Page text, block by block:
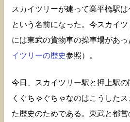
スカイツリーが建って業平橋駅
という名前になった。今スカイ
には東武の貨物車の操車場があっ
イツリーの歴史参照）。
今日、スカイツリー駅と押上駅
くぐちゃぐちゃなのはこうした
た歴史のためである。東武と都